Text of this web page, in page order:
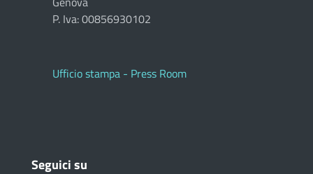
P. Iva: 00856930102
Ufficio stampa - Press Room
Seguici su